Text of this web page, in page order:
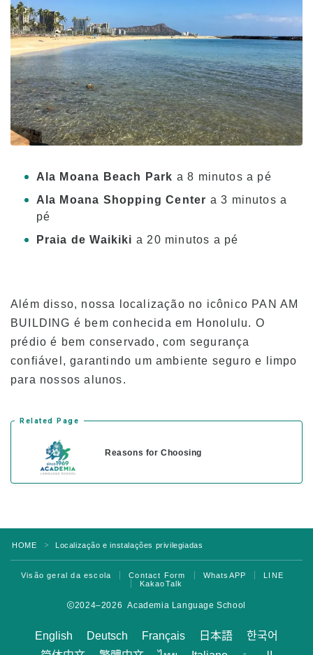
Mensalidade para Kama’aina (cidadãos dos
EUA ou portadores de green card)
Mensalidades para alunos atuais e
portadores de visto de estudante (visto F-1)
Taxas de acomodação
Aulas somente à tarde para alunos
transferidos e atuais
Processo de inscrição
Política de reembolso
Formulário de inscrição on-line
Para alunos atuais
Frequência e expulsão obrigatória
Registro de aulas
Visão geral da escola
Ala Moana Beach Park a 8 minutos a pé
Ala Moana Shopping Center a 3 minutos a
pé
Praia de Waikiki a 20 minutos a pé
Além disso, nossa localização no icônico PAN AM
BUILDING é bem conhecida em Honolulu. O
prédio é bem conservado, com segurança
confiável, garantindo um ambiente seguro e limpo
para nossos alunos.
Related Page
Reasons for Choosing
HOME ＞ Localização e instalações privilegiadas
Visão geral da escola Contact Form WhatsAPP
LINE
KakaoTalk
2024–2026 Academia Language School
English Deutsch Français 日本語
한국어